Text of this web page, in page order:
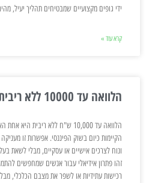
ידי גופים מקצועיים שמבטיחים תהליך יעיל,
קרא עוד »
הלוואה עד 10000 ללא ריבית
הלוואה עד 10,000 ש"ח ללא ריבית
הקיימות כיום בשוק הפיננסי. אפשרות זו
ונוח לצרכים אישיים או עסקיים, מבלי לשאת
זהו פתרון אידיאלי עבור אנשים שמחפשים
רכישות עתידיות או לשפר את מצבם הכלכלי,